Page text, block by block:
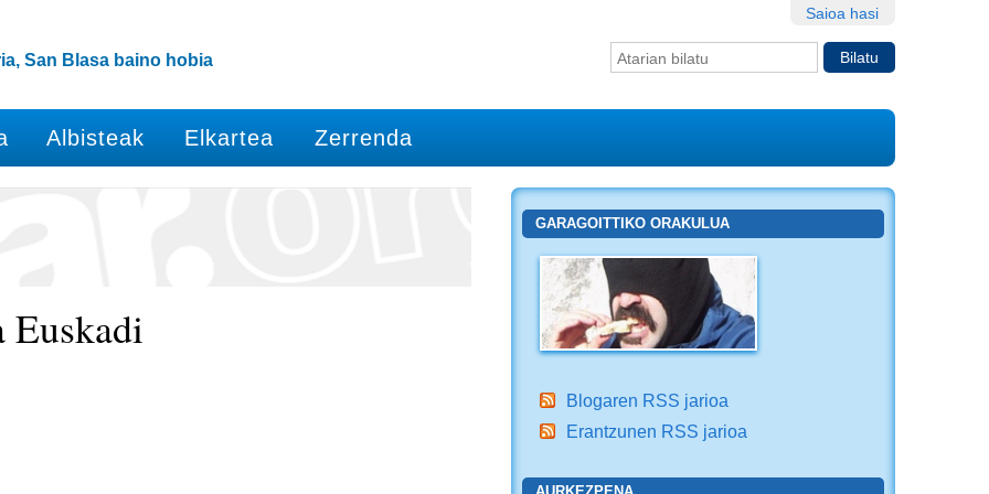
Saioa hasi
Bilatu atarian
San Blasa baino hobia
Albisteak Elkartea Zerrenda
Euskadi
GARAGOITTIKO ORAKULUA
Blogaren RSS jarioa
Erantzunen RSS jarioa